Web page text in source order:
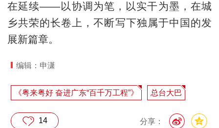
在延续——以协调为笔，以实干为墨，在城
乡共荣的长卷上，不断写下独属于中国的发
展新篇章。
编辑：申潇
《粤来粤好 奋进广东“百千万工程”》 总台大巴
分享：
14